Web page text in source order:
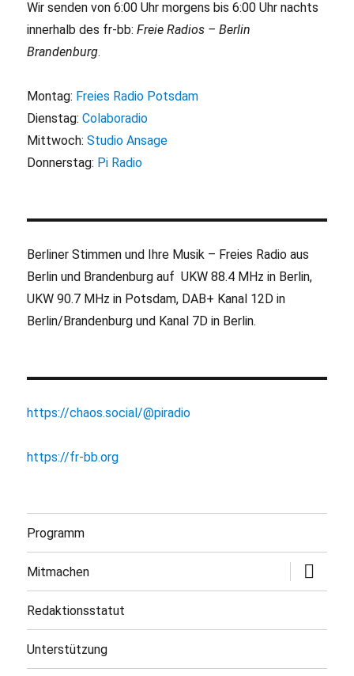
Wir senden von 6:00 Uhr morgens bis 6:00 Uhr nachts
innerhalb des fr-bb:Freie Radios – Berlin
Brandenburg.
Montag: Freies Radio Potsdam
Dienstag:Colaboradio
Mittwoch:Studio Ansage
Donnerstag: Pi Radio
Berliner Stimmen und Ihre Musik – Freies Radio aus
Berlin und Brandenburg auf UKW 88.4 MHz in Berlin,
UKW 90.7 MHz in Potsdam, DAB+ Kanal 12D in
Berlin/Brandenburg und Kanal 7D in Berlin.
https://chaos.social/@piradio
https://fr-bb.org
Programm
Mitmachen
öffnen
Redaktionsstatut
Unterstützung